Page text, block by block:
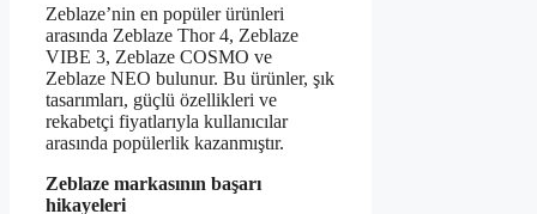
Zeblaze’nin en popüler ürünleri
arasında Zeblaze Thor 4, Zeblaze
VIBE 3, Zeblaze COSMO ve
Zeblaze NEO bulunur. Bu ürünler, şık
tasarımları, güçlü özellikleri ve
rekabetçi fiyatlarıyla kullanıcılar
arasında popülerlik kazanmıştır.
Zeblaze markasının başarı
hikayeleri